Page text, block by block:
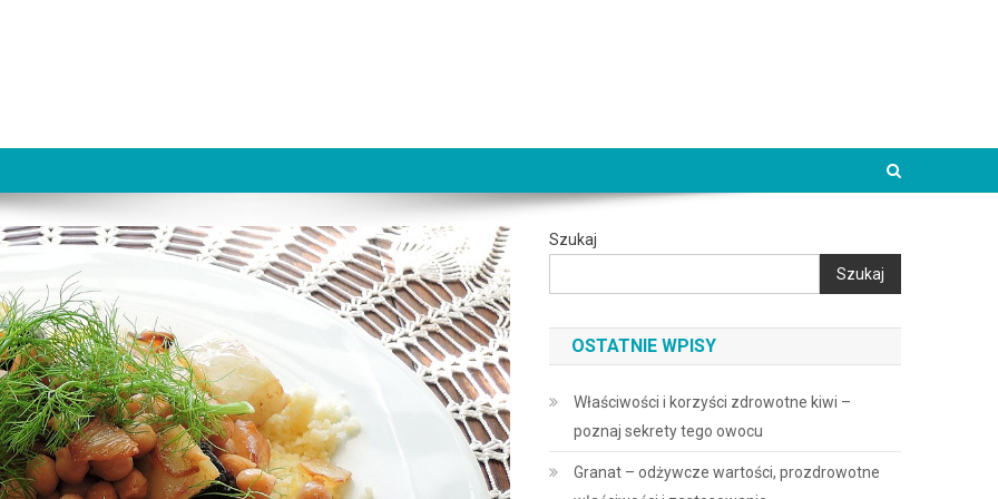
Szukaj
Szukaj
OSTATNIE WPISY
Właściwości i korzyści zdrowotne kiwi –
poznaj sekrety tego owocu
Granat – odżywcze wartości, prozdrowotne